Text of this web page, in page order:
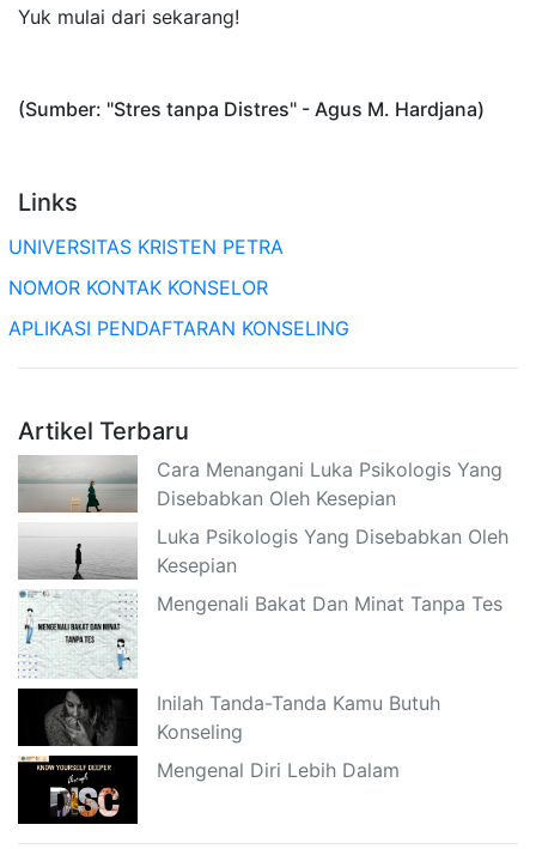
Yuk mulai dari sekarang!
(Sumber: "Stres tanpa Distres" - Agus M. Hardjana)
Links
UNIVERSITAS KRISTEN PETRA
NOMOR KONTAK KONSELOR
APLIKASI PENDAFTARAN KONSELING
Artikel Terbaru
Cara Menangani Luka Psikologis Yang
Disebabkan Oleh Kesepian
Luka Psikologis Yang Disebabkan Oleh
Kesepian
Mengenali Bakat Dan Minat Tanpa Tes
Inilah Tanda-Tanda Kamu Butuh
Konseling
Mengenal Diri Lebih Dalam